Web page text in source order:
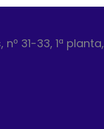
31-33, 1ª planta,